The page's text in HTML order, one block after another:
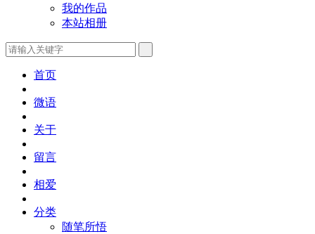
我的作品
本站相册
首页
微语
关于
留言
相爱
分类
随笔所悟